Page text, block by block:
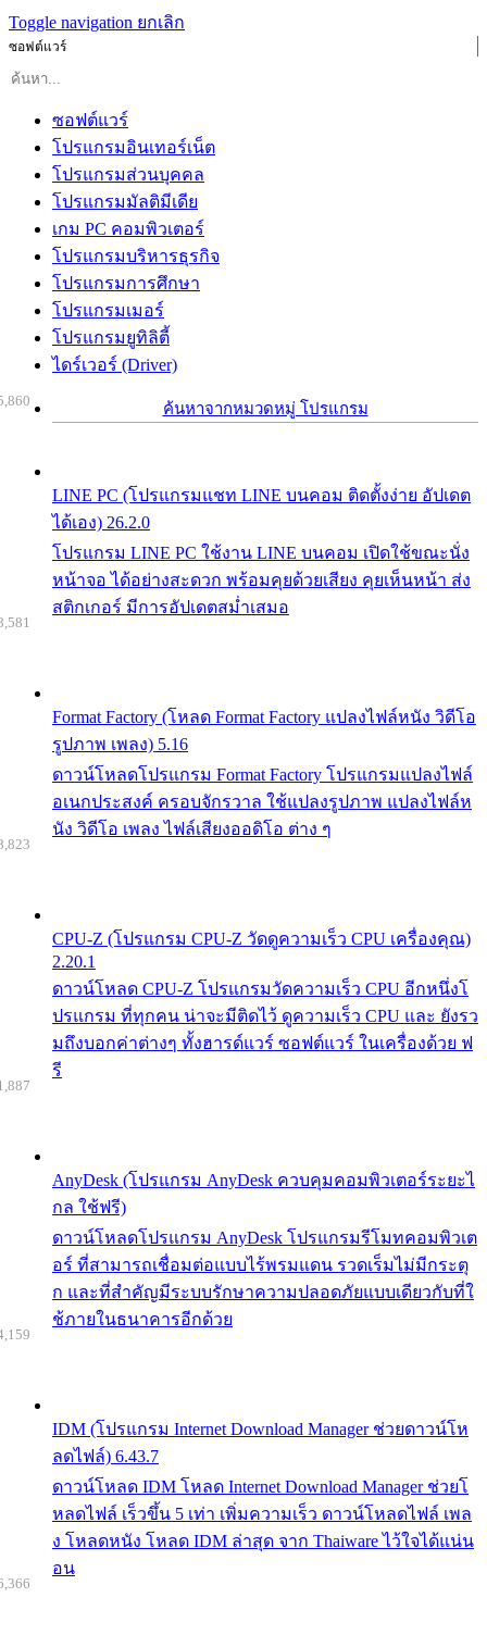
Toggle navigation ยกเลิก
ซอฟต์แวร์
ซอฟต์แวร์
โปรแกรมอินเทอร์เน็ต
โปรแกรมส่วนบุคคล
โปรแกรมมัลติมีเดีย
เกม PC คอมพิวเตอร์
โปรแกรมบริหารธุรกิจ
โปรแกรมการศึกษา
โปรแกรมเมอร์
โปรแกรมยูทิลิตี้
ไดร์เวอร์ (Driver)
ค้นหาจากหมวดหมู่ โปรแกรม
LINE PC (โปรแกรมแชท LINE บนคอม ติดตั้งง่าย อัปเดต
ได้เอง) 26.2.0
โปรแกรม LINE PC ใช้งาน LINE บนคอม เปิดใช้ขณะนั่ง
หน้าจอ ได้อย่างสะดวก พร้อมคุยด้วยเสียง คุยเห็นหน้า ส่ง
สติกเกอร์ มีการอัปเดตสม่ำเสมอ
Format Factory (โหลด Format Factory แปลงไฟล์หนัง วิดีโอ
รูปภาพ เพลง) 5.16
ดาวน์โหลดโปรแกรม Format Factory โปรแกรมแปลงไฟล์
อเนกประสงค์ ครอบจักรวาล ใช้แปลงรูปภาพ แปลงไฟล์ห
นัง วิดีโอ เพลง ไฟล์เสียงออดิโอ ต่าง ๆ
CPU-Z (โปรแกรม CPU-Z วัดดูความเร็ว CPU เครื่องคุณ)
2.20.1
ดาวน์โหลด CPU-Z โปรแกรมวัดความเร็ว CPU อีกหนึ่งโ
ปรแกรม ที่ทุกคน น่าจะมีติดไว้ ดูความเร็ว CPU และ ยังรว
มถึงบอกค่าต่างๆ ทั้งฮารด์แวร์ ซอฟต์แวร์ ในเครื่องด้วย ฟ
รี
AnyDesk (โปรแกรม AnyDesk ควบคุมคอมพิวเตอร์ระยะไ
กล ใช้ฟรี)
ดาวน์โหลดโปรแกรม AnyDesk โปรแกรมรีโมทคอมพิวเต
อร์ ที่สามารถเชื่อมต่อแบบไร้พรมแดน รวดเร็มไม่มีกระตุ
ก และที่สำคัญมีระบบรักษาความปลอดภัยแบบเดียวกับที่ใ
ช้ภายในธนาคารอีกด้วย
IDM (โปรแกรม Internet Download Manager ช่วยดาวน์โห
ลดไฟล์) 6.43.7
ดาวน์โหลด IDM โหลด Internet Download Manager ช่วยโ
หลดไฟล์ เร็วขึ้น 5 เท่า เพิ่มความเร็ว ดาวน์โหลดไฟล์ เพล
ง โหลดหนัง โหลด IDM ล่าสุด จาก Thaiware ไว้ใจได้แน่น
อน